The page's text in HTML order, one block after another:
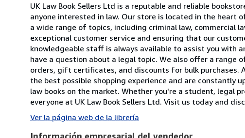
UK Law Book Sellers Ltd is a reputable and reliable
anyone interested in law. Our store is located in the heart
a wide range of topics, including criminal law, commercial
exceptional customer service and ensuring that our
knowledgeable staff is always available to assist you with
have a question about a legal topic. We also offer a range
orders, gift certificates, and discounts for bulk purchases.
the best possible shopping experience and are
law books on the market. Whether you're a student, legal
everyone at UK Law Book Sellers Ltd. Visit us today and
Ver la página web de la librería